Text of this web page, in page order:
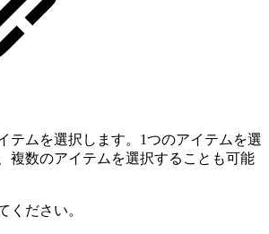
テムを選択します。1つのアイテムを選
複数のアイテムを選択することも可能
ください。